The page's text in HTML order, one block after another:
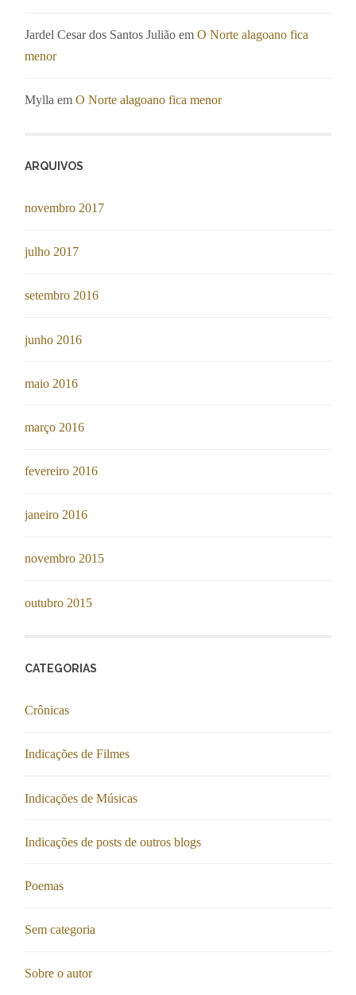
Jardel Cesar dos Santos Julião emO Norte alagoano fica
menor
Mylla emO Norte alagoano fica menor
ARQUIVOS
novembro 2017
julho 2017
setembro 2016
junho 2016
maio 2016
março 2016
fevereiro 2016
janeiro 2016
novembro 2015
outubro 2015
CATEGORIAS
Crônicas
Indicações de Filmes
Indicações de Músicas
Indicações de posts de outros blogs
Poemas
Sem categoria
Sobre o autor